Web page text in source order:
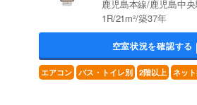
鹿児島本線/鹿児島中
1R/21m²/築37年
空室状況を確認する
エアコン バス・トイレ別 2階以上 ネッ